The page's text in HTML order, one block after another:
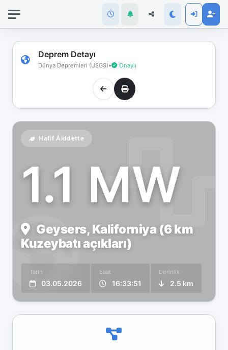
Deprem Detayı
Dünya Depremleri (USGS)• Onaylı
Hafif Åiddette
1.1 MW
Geysers, Kaliforniya (6 km
Kuzeybatı açıkları)
Tarih
03.05.2026
Saat
16:33:51
Derinlik
2.5 km
bağlantınız
koptu!
Çevrimdışı
moddasınız.